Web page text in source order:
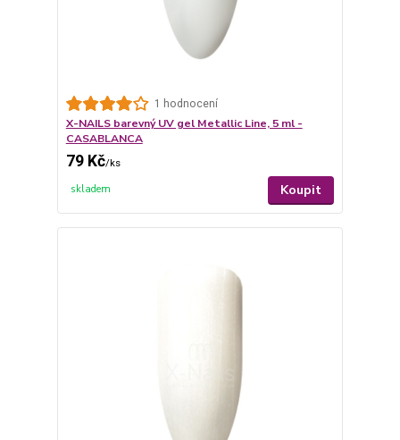
1 hodnocení
X-NAILS barevný UV gel Metallic Line, 5 ml -
CASABLANCA
79 Kč/ks
skladem Koupit